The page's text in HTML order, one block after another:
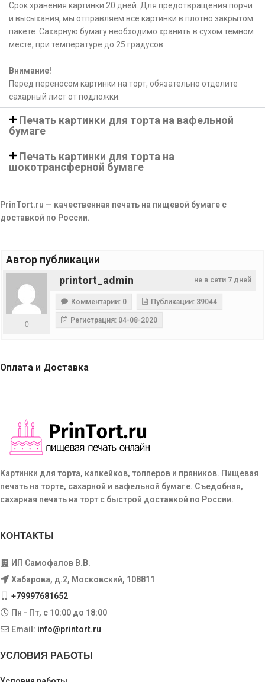
Срок хранения картинки 20 дней. Для предотвращения порчи
и высыхания, мы отправляем все картинки в плотно закрытом
пакете. Сахарную бумагу необходимо хранить в сухом темном
месте, при температуре до 25 градусов.
Внимание!
Перед переносом картинки на торт, обязательно отделите
сахарный лист от подложки.
Печать картинки для торта на вафельной
бумаге
Печать картинки для торта на
шокотрансферной бумаге
PrinTort.ru — качественная печать на пищевой бумаге с
доставкой по России.
Автор публикации
не в сети 7 дней
printort_admin
0
Комментарии: 0 Публикации: 39044
Регистрация: 04-08-2020
Оплата и Доставка
Картинки для торта, капкейков, топперов и пряников. Пищевая
печать на торте, сахарной и вафельной бумаге. Съедобная,
сахарная печать на торт с быстрой доставкой по России.
КОНТАКТЫ
ИП Самофалов В.В.
Хабарова, д.2, Московский, 108811
+79997681652
Пн - Пт, с 10:00 до 18:00
Email: info@printort.ru
УСЛОВИЯ РАБОТЫ